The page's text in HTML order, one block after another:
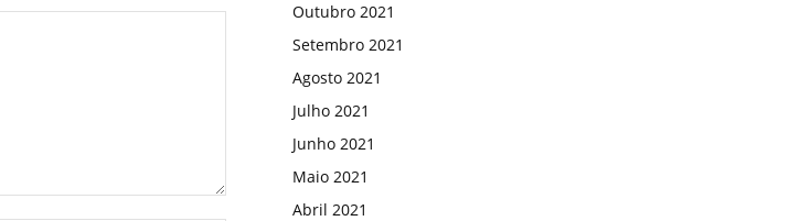
Outubro 2021
Setembro 2021
Agosto 2021
Julho 2021
Junho 2021
Maio 2021
Abril 2021